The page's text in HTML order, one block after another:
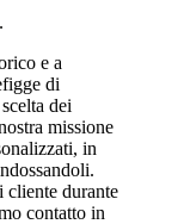
.
e a
di
dei
missione
in
cliente durante
contatto in